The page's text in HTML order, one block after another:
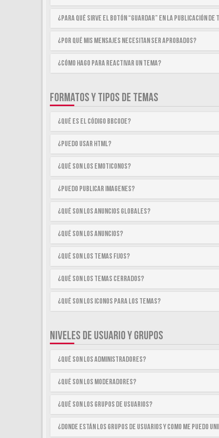
¿Para qué sirve el botón “Guardar” en la publicación de
¿Por qué mis mensajes necesitan ser aprobados?
¿Cómo hago para reactivar un tema?
FORMATOS Y TIPOS DE TEMAS
¿Qué es el código BBCode?
¿Puedo usar HTML?
¿Qué son los emoticonos?
¿Puedo publicar imagenes?
¿Qué son los anuncios globales?
¿Qué son los anuncios?
¿Qué son los temas fijos?
¿Qué son los temas cerrados?
¿Qué son los iconos para los temas?
NIVELES DE USUARIO Y GRUPOS
¿Qué son los Administradores?
¿Qué son los Moderadores?
¿Qué son los Grupos de Usuarios?
¿Donde están los Grupos de Usuarios y como me puedo